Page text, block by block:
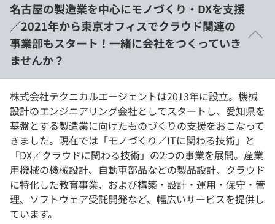
個人向けプラン
法人向けプラン
契約内容・クーポン
名古屋の製造業を中心にモノづくり・DXを支援
／2021年から東京オフィスでクラウド関連の
事業部もスタート！一緒に会社をつくっていき
ませんか？
株式会社テクニカルエージェントは2013年に設立。機械
設計のエンジニアリング会社としてスタートし、愛知県を
基盤とする製造業に向けたものづくりの支援をおこなって
きました。現在では「モノづくり／ITに関わる技術」と
「DX／クラウドに関わる技術」の2つの事業を展開。産業
用機械の機械設計、自動車部品などの製品設計、クラウド
に特化した教育事業、および構築・設計・運用・保守・管
理、ソフトウェア受託開発など、幅広いサービスを提供し
ています。